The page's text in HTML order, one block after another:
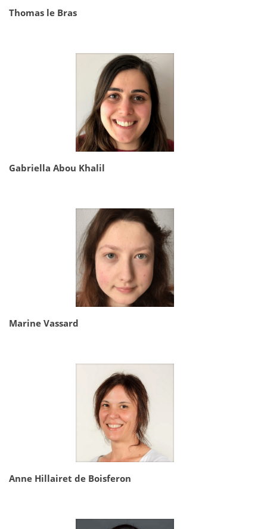
Thomas le Bras
Gabriella Abou Khalil
Marine Vassard
Anne Hillairet de Boisferon